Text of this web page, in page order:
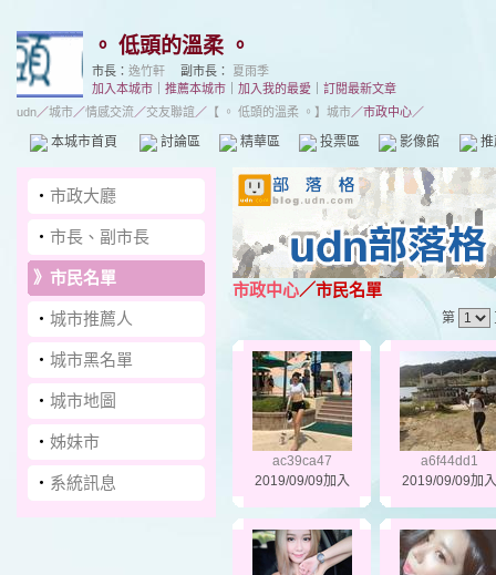
。 低頭的溫柔 。
市長： 逸竹軒 副市長：
夏雨季
加入本城市
推薦本城市 加入我的最愛
訂閱最新文章
udn／城市／情感交流／交友聯誼 ／ 【 。 低頭的溫柔 。】城市／市政中心／
本城市首頁 討論區 精華區 投票區 影像館
‧ 市政大廳
‧ 市長、副市長
》 市民名單
‧ 城市推薦人
‧ 城市黑名單
‧ 城市地圖
‧ 姊妹市
‧ 系統訊息
市政中心／市民名單
第
ac39ca47
2019/09/09加入
a6f44dd1
2019/09/09加入